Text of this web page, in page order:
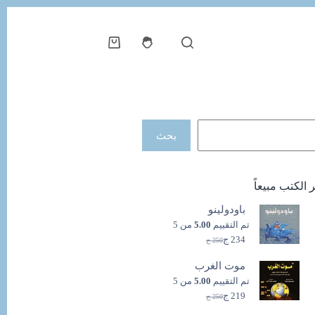
عربة
بحث
الكتب مبيعاً
باودولينو
تم التقييم 5.00 من 5
250 ج
السعر
هو:
250 ج.
234 ج
السعر
هو:
234 ج.
موت الغرب
تم التقييم 5.00 من 5
250 ج
السعر 219 ج
السعر